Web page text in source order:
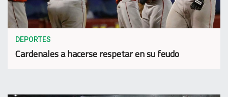
DEPORTES
Cardenales a hacerse respetar en su feudo